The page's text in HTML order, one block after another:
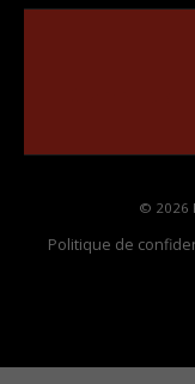
© 2026
Politique de